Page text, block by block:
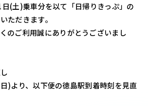
土)乗車分を以て「日帰りきっぷ」の
ただきます。
ご利用誠にありがとうございまし
)より、以下便の徳島駅到着時刻を見直